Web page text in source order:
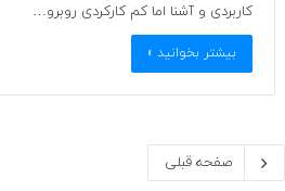
کاربردی و آشنا اما کم کارکردی روبرو…
بیشتر بخوانید »
صفحه قبلی